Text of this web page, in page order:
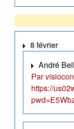
8 février
André
Par
https://